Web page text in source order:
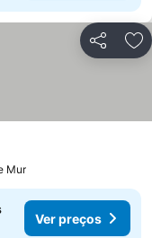
Partilhar
Mur
Ver preços